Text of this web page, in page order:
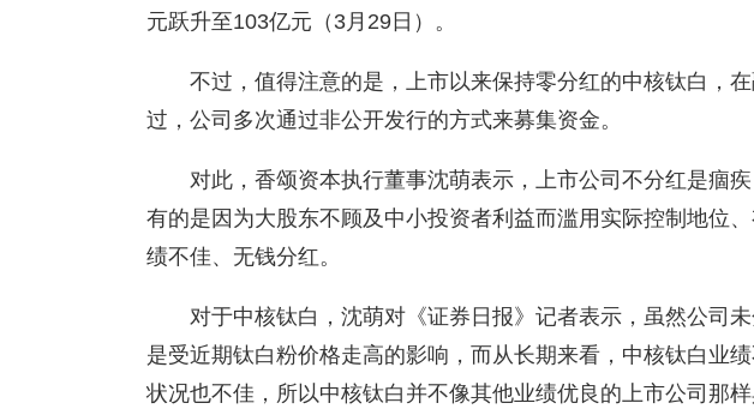
元跃升至103亿元（3月29日）。
不过，值得注意的是，上市以来保持零分红的中核钛白，
过，公司多次通过非公开发行的方式来募集资金。
对此，香颂资本执行董事沈萌表示，上市公司不分红是痼
有的是因为大股东不顾及中小投资者利益而滥用实际控制地位
绩不佳、无钱分红。
对于中核钛白，沈萌对《证券日报》记者表示，虽然公司
是受近期钛白粉价格走高的影响，而从长期来看，中核钛白业
状况也不佳，所以中核钛白并不像其他业绩优良的上市公司那样